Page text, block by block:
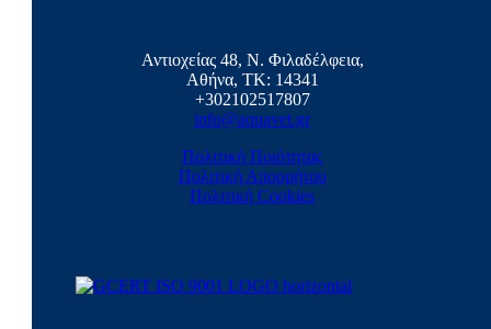
Αντιοχείας 48, Ν. Φιλαδέλφεια,
Αθήνα, ΤΚ: 14341
+302102517807
info@aquavet.gr
Πολιτική Ποιότητας
Πολιτική Απορρήτου
Πολιτική Cookies